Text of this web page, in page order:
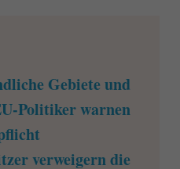
Gebiete und
Politiker warnen
verweigern die